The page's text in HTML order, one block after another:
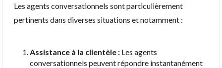
Les agents conversationnels sont particulièrement
pertinents dans diverses situations et notamment :
Assistance à la clientèle : Les agents
conversationnels peuvent répondre instantanément